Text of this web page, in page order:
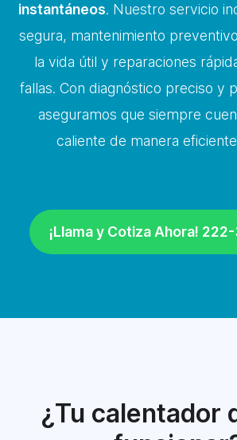
instantáneos. Nuestro servicio
segura, mantenimiento
la vida útil y reparaciones
fallas. Con diagnóstico preciso y
aseguramos que siempre
caliente de manera
¡Llama y Cotiza Ahora!
¿Tu calentador